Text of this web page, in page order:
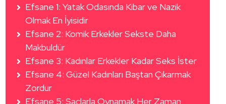
Efsane 1: Yatak Odasında Kibar ve Nazik
Olmak En İyisidir
Efsane 2: Komik Erkekler Sekste Daha
Makbuldür
Efsane 3: Kadınlar Erkekler Kadar Seks İster
Efsane 4: Güzel Kadınları Baştan Çıkarmak
Zordur
Efsane 5: Saçlarla Oynamak Her Zaman